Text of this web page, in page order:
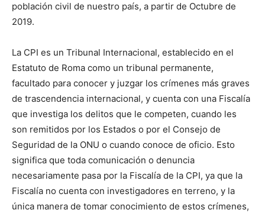
población civil de nuestro país, a partir de Octubre de
2019.
La CPI es un Tribunal Internacional, establecido en el
Estatuto de Roma como un tribunal permanente,
facultado para conocer y juzgar los crímenes más graves
de trascendencia internacional, y cuenta con una Fiscalía
que investiga los delitos que le competen, cuando les
son remitidos por los Estados o por el Consejo de
Seguridad de la ONU o cuando conoce de oficio. Esto
significa que toda comunicación o denuncia
necesariamente pasa por la Fiscalía de la CPI, ya que la
Fiscalía no cuenta con investigadores en terreno, y la
única manera de tomar conocimiento de estos crímenes,